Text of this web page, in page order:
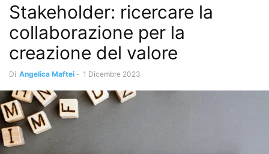
Stakeholder: ricercare la
collaborazione per la
creazione del valore
Di Angelica Maftei - 1 Dicembre 2023